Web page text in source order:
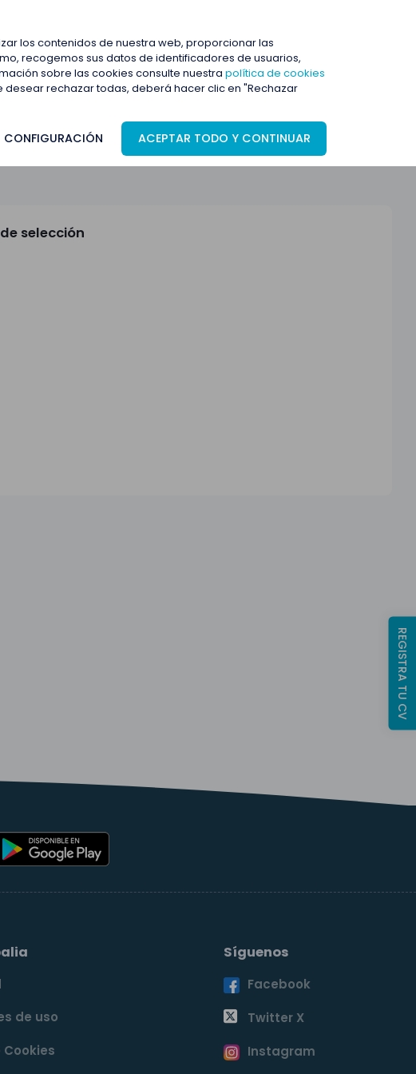
los contenidos de nuestra web, proporcionar las
recogemos sus datos de identificadores de usuarios,
sobre las cookies consulte nuestra política de cookies
rechazar todas, deberá hacer clic en "Rechazar
CONFIGURACIÓN ACEPTAR TODO Y CONTINUAR
selección
de uso
Síguenos
Facebook
Twitter X
Instagram
REGISTRA TU CV